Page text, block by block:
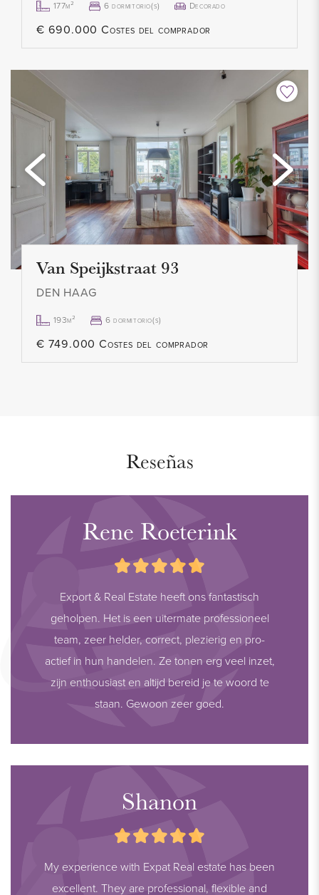
177m² 6 dormitorio(s) Decorado
€ 690.000 Costes del comprador
Van Speijkstraat 93
DEN HAAG
193m² 6 dormitorio(s)
€ 749.000 Costes del comprador
Reseñas
Rene Roeterink
Export & Real Estate heeft ons fantastisch
geholpen. Het is een uitermate professioneel
team, zeer helder, correct, plezierig en pro-
actief in hun handelen. Ze tonen erg veel inzet,
zijn enthousiast en altijd bereid je te woord te
staan. Gewoon zeer goed.
Shanon
My experience with Expat Real estate has been
excellent. They are professional, flexible and